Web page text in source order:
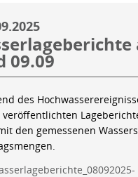
09.09
des
veröffentlichten
den gemessenen